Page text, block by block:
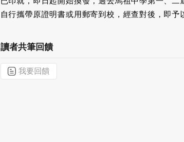
自行攜帶原證明書或用郵寄到校，經查對後，即予
讀者共筆回饋
我要回饋